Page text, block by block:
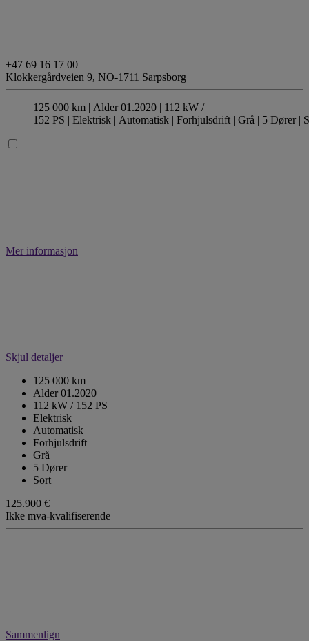
+47 69 16 17 00
Klokkergårdveien 9, NO-1711 Sarpsborg
125 000 km | Alder 01.2020 | 112 kW /
152 PS | Elektrisk | Automatisk | Forhjulsdrift | Grå | 5 Dører|
Mer informasjon
Skjul detaljer
125 000 km
Alder 01.2020
112 kW / 152 PS
Elektrisk
Automatisk
Forhjulsdrift
Grå
5 Dører
Sort
125.900 €
Ikke mva-kvalifiserende
Sammenlign